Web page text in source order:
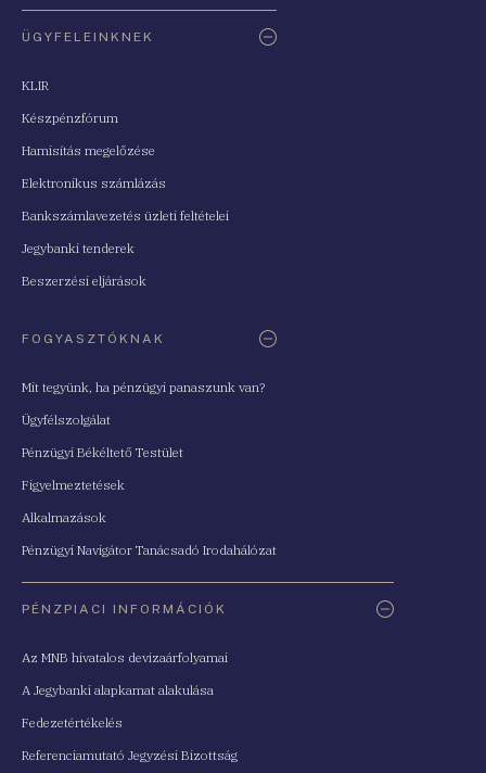
ÜGYFELEINKNEK
KLIR
Készpénzfórum
Hamisítás megelőzése
Elektronikus számlázás
Bankszámlavezetés üzleti feltételei
Jegybanki tenderek
Beszerzési eljárások
FOGYASZTÓKNAK
Mit tegyünk, ha pénzügyi panaszunk van?
Ügyfélszolgálat
Pénzügyi Békéltető Testület
Figyelmeztetések
Alkalmazások
Pénzügyi Navigátor Tanácsadó Irodahálózat
PÉNZPIACI INFORMÁCIÓK
Az MNB hivatalos devizaárfolyamai
A Jegybanki alapkamat alakulása
Fedezetértékelés
Referenciamutató Jegyzési Bizottság